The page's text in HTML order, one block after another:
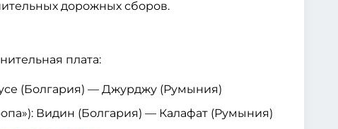
дорожных сборов.
плата:
(Болгария) — Джурджу (Румыния)
Видин (Болгария) — Калафат (Румыния)